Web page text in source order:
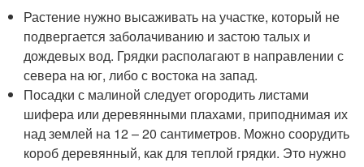
Растение нужно высаживать на участке, который не
подвергается заболачиванию и застою талых и
дождевых вод. Грядки располагают в направлении с
севера на юг, либо с востока на запад.
Посадки с малиной следует огородить листами
шифера или деревянными плахами, приподнимая их
над землей на 12 – 20 сантиметров. Можно соорудить
короб деревянный, как для теплой грядки. Это нужно